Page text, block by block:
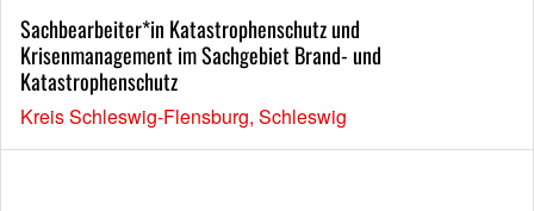
Sachbearbeiter*in Katastrophenschutz und
Krisenmanagement im Sachgebiet Brand- und
Katastrophenschutz
Kreis Schleswig-Flensburg, Schleswig